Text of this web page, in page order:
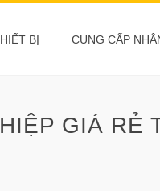
BỊ CUNG CẤP
GIÁ RẺ